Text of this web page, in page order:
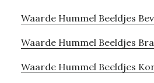
Waarde Hummel Beeldjes
Waarde Hummel Beeldjes
Waarde Hummel Beeldjes